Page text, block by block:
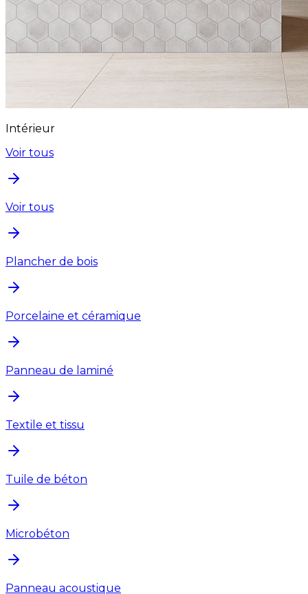
Intérieur
Voir tous
Voir tous
Plancher de bois
Porcelaine et céramique
Panneau de laminé
Textile et tissu
Tuile de béton
Microbéton
Panneau acoustique